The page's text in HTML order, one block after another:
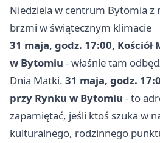
Niedziela w centrum Bytomia
brzmi w świątecznym klimacie
31 maja, godz. 17:00,
w Bytomiu - właśnie tam
Dnia Matki. 31 maja, godz.
przy Rynku w Bytomiu - to
zapamiętać, jeśli ktoś szuka w
kulturalnego, rodzinnego